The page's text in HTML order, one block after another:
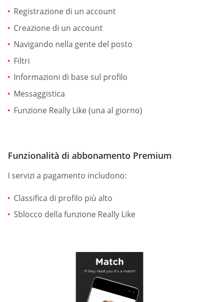
Registrazione di un account
Creazione di un account
Navigando nella gente del posto
Filtri
Informazioni di base sul profilo
Messaggistica
Funzione Really Like (una al giorno)
Funzionalità di abbonamento Premium
I servizi a pagamento includono:
Classifica di profilo più alto
Sblocco della funzione Really Like